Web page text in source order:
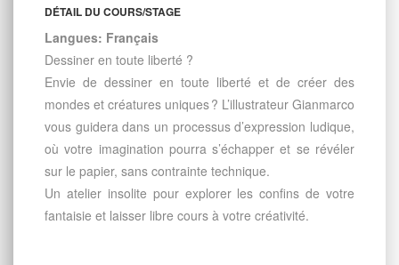
DÉTAIL DU COURS/STAGE
Langues: Français
Dessiner en toute liberté ?
Envie de dessiner en toute liberté et de créer des
mondes et créatures uniques ? L’illustrateur Gianmarco
vous guidera dans un processus d’expression ludique,
où votre imagination pourra s’échapper et se révéler
sur le papier, sans contrainte technique.
Un atelier insolite pour explorer les confins de votre
fantaisie et laisser libre cours à votre créativité.